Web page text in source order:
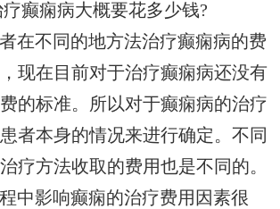
疗癫痫病大概要花多少钱?
在不同的地方法治疗癫痫病的费
现在目前对于治疗癫痫病还没有
的标准。所以对于癫痫病的治疗
者本身的情况来进行确定。不同
疗方法收取的费用也是不同的。
中影响癫痫的治疗费用因素很